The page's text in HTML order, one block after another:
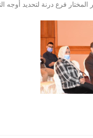
فرع درنة لتحديد أوجه